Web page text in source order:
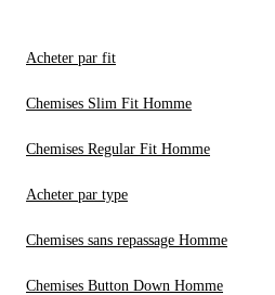
Acheter par fit
Chemises Slim Fit Homme
Chemises Regular Fit Homme
Acheter par type
Chemises sans repassage Homme
Chemises Button Down Homme